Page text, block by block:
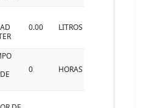
0.00 LITROS
0 HORAS